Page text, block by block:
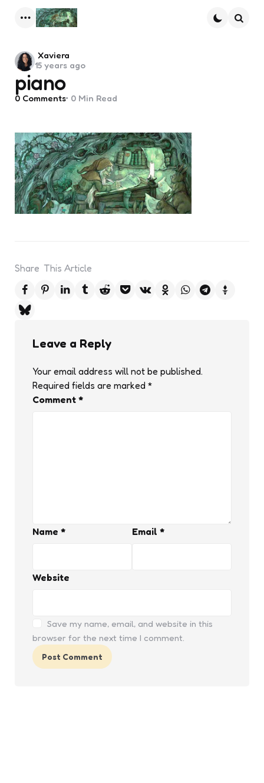
piano
Posted
by
Xaviera
15 years ago
0 Comments 0 Min Read
Share This Article
Leave a Reply
Your email address will not be published.
Required fields are marked *
Comment *
Name * Email *
Website
Save my name, email, and website in this
browser for the next time I comment.